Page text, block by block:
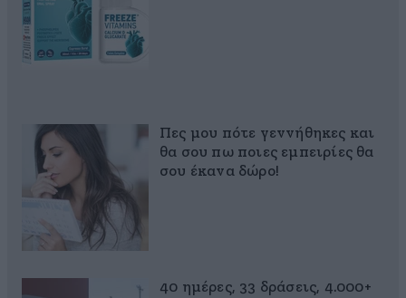
Πες μου πότε γεννήθηκες και
θα σου πω ποιες εμπειρίες θα
σου έκανα δώρο!
40 ημέρες, 33 δράσεις, 4.000+